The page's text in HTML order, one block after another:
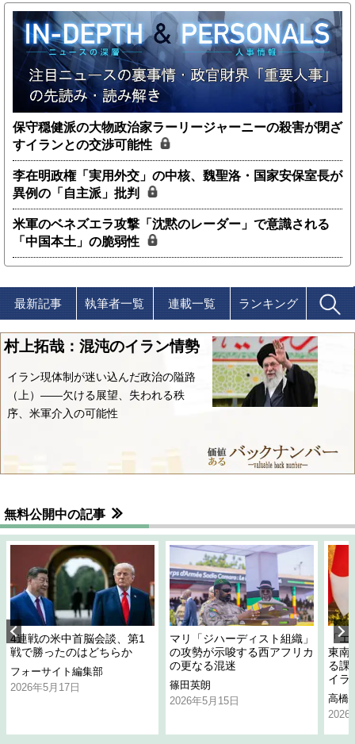
保守穏健派の大物政治家ラーリージャーニーの殺害が閉ざ
すイランとの交渉可能性
李在明政権「実用外交」の中核、魏聖洛・国家安保室長が
異例の「自主派」批判
米軍のベネズエラ攻撃「沈黙のレーダー」で意識される
「中国本土」の脆弱性
最新記事 執筆者一覧 連載一覧 ランキング
村上拓哉：混沌のイラン情勢
イラン現体制が迷い込んだ政治の隘路
（上）――欠ける展望、失われる秩
序、米軍介入の可能性
無料公開中の記事
4連戦の米中首脳会談、第1
戦で勝ったのはどちらか
フォーサイト編集部
2026年5月17日
マリ「ジハーディスト組織」
の攻勢が示唆する西アフリカ
の更なる混迷
篠田英朗
2026年5月15日
「
東南
る課
イラ
高橋
2026